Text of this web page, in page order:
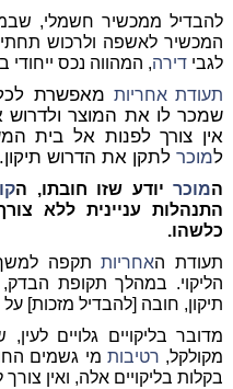
להבדיל ממכשיר חשמלי,
המכשיר לאשפה ולרכוש
לגבי דירה, המהווה נכס ייחודי
תעודתאחריות מאפשרת
שמכר לו את המוצר ולדרוש
אין צורך לפנות אל בית
למוכרלתקן את הדרוש תיקון.
המוכריודע שזו חובתו, ה
התנהלות עניינית ללא
כלשהו.
תעודת האחריותתקפה למשך
הליקוי. במהלך תקופת
תיקון, חובה [להבדיל מזכות] על
מדובר בליקויים גלויים
מקולקל, רטיבות מי גשמים
בקלות בליקויים אלה, ואין צורך